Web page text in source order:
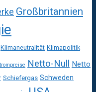
Großbritannien
Klimaneutralität Klimapolitik
Netto-Null Netto
Schiefergas Schweden